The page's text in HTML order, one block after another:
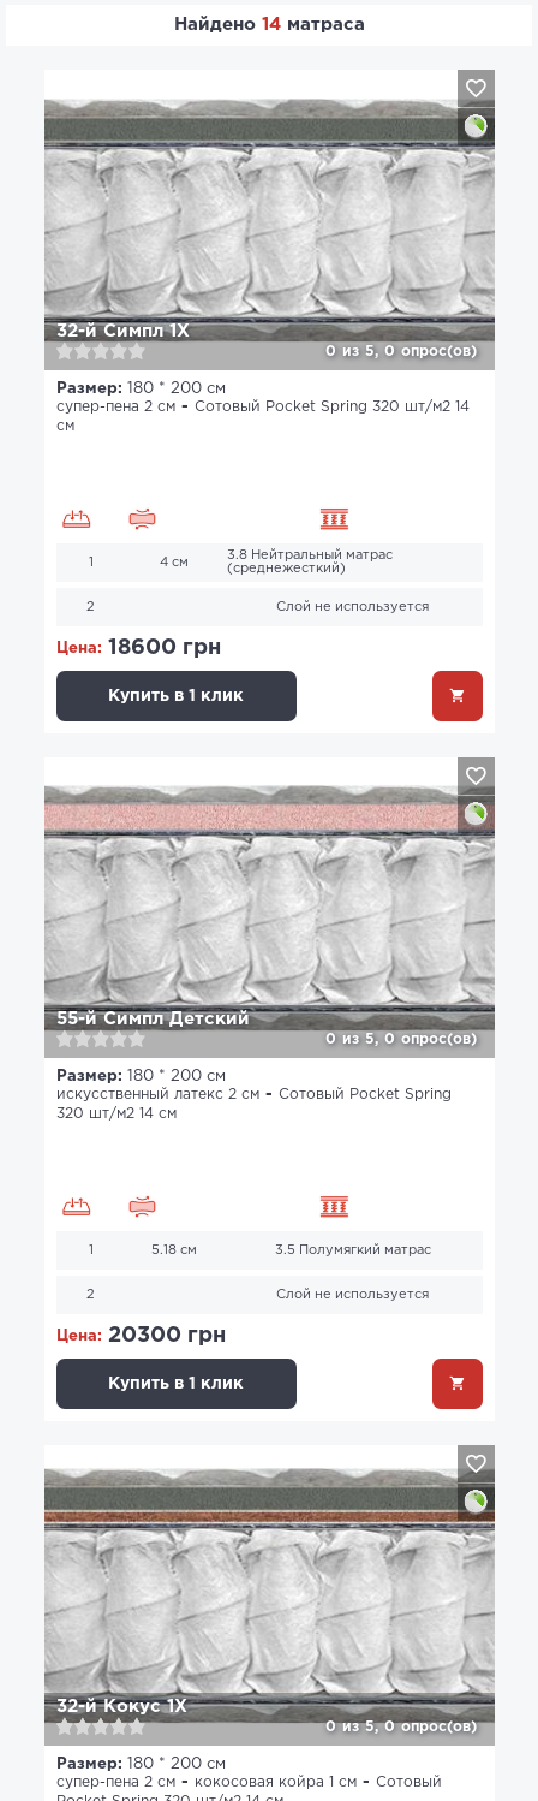
Найдено 14матраса
32-й Симпл 1X
0 из 5, 0 опрос(ов)
Размер: 180 * 200 см
супер-пена 2 см
Сотовый Pocket Spring 320 шт/м2 14
см
1 4 см
3.8 Нейтральный матрас
(среднежесткий)
2 Слой не используется
Цена: 18600 грн
Купить в 1 клик
55-й Симпл Детский
0 из 5, 0 опрос(ов)
Размер: 180 * 200 см
искусственный латекс 2 см
Сотовый Pocket Spring
320 шт/м2 14 см
1 5.18 см 3.5 Полумягкий матрас
2 Слой не используется
Цена: 20300 грн
Купить в 1 клик
32-й Кокус 1X
0 из 5, 0 опрос(ов)
Размер: 180 * 200 см
супер-пена 2 см
кокосовая койра 1 см
Сотовый